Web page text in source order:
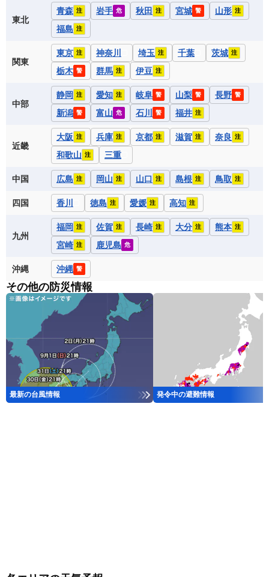
東北
青森 注 岩手 危 秋田 注 宮城 警 山形 注
福島 注
関東
東京 注 神奈川 埼玉 注 千葉 茨城 注
栃木 警 群馬 注 伊豆 注
中部
静岡 注 愛知 注 岐阜 警 山梨 警 長野 警
新潟 警 富山 危 石川 警 福井 注
近畿
大阪 注 兵庫 注 京都 注 滋賀 注 奈良 注
和歌山 注 三重
中国 広島 注 岡山 注 山口 注 島根 注 鳥取 注
四国 香川 徳島 注 愛媛 注 高知 注
九州
福岡 注 佐賀 注 長崎 注 大分 注 熊本 注
宮崎 注 鹿児島 危
沖縄 沖縄 警
その他の防災情報
最新の台風情報 発令中の避難情報